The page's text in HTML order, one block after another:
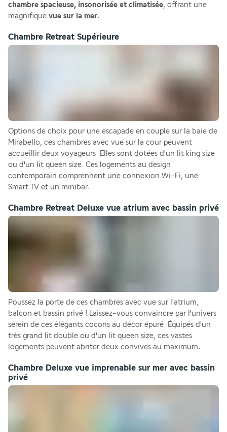
chambre spacieuse, insonorisée et climatisée, offrant une
magnifique vue sur la mer.
Chambre Retreat Supérieure
Options de choix pour une escapade en couple sur la baie de
Mirabello, ces chambres avec vue sur la cour peuvent
accueillir deux voyageurs. Elles sont dotées d'un lit king size
ou d'un lit queen size. Ces logements au design
contemporain comprennent une connexion Wi-Fi, une
Smart TV et un minibar.
Chambre Retreat Deluxe vue atrium avec bassin privé
Poussez la porte de ces chambres avec vue sur l'atrium,
balcon et bassin privé ! Laissez-vous convaincre par l'univers
serein de ces élégants cocons au décor épuré. Équipés d'un
très grand lit double ou d'un lit queen size, ces vastes
logements peuvent abriter deux convives au maximum.
Chambre Deluxe vue imprenable sur mer avec bassin
privé